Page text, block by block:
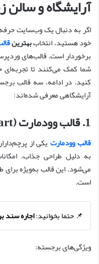
آرایشگاه و سالن
اگر به دنبال یک وب‌سایت
خود هستید، انتخاببهترین
برخوردار است. قالب‌های
شما کمک می‌کنند تا تجربه‌ای
کنید. در ادامه، سه قالب
آرایشگاهی معرفی شده‌اند:
1. قالب وودمارت (Woodmart):
قالب وودمارتیکی از
به دلیل طراحی جذاب،
می‌شود. این قالب به‌ویژه
است.
📌 حتما بخوانید:اجاره سند
ویژگی‌های برجسته: